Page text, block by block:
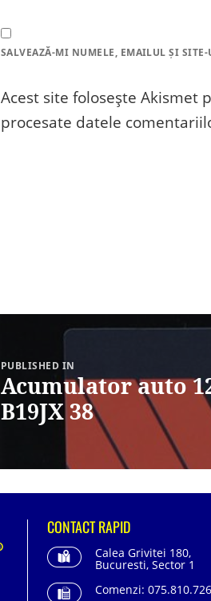
SALVEAZĂ-MI NUMELE, EMAILUL ȘI
Acest site folosește Akismet
procesate datele
PUBLISHED IN
Acumulator auto
B19JX 38
CONTACT RAPID
Calea Grivitei 180,
Bucuresti, Sector 1
Comenzi: